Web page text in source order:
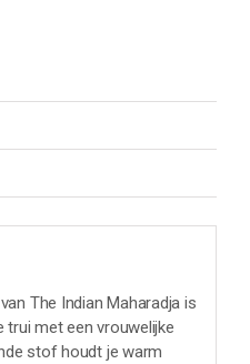
The Indian Maharadja is
met een vrouwelijke
stof houdt je warm